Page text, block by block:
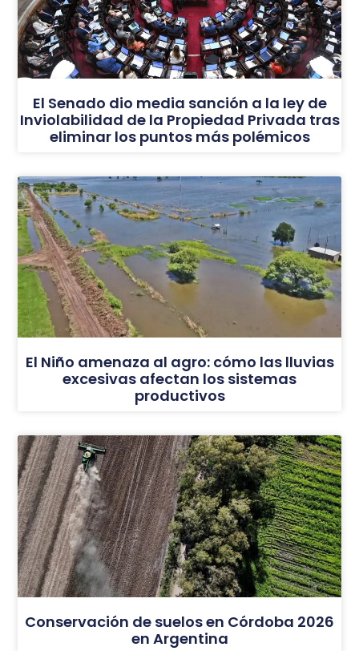
El Senado dio media sanción a la ley de
Inviolabilidad de la Propiedad Privada tras
eliminar los puntos más polémicos
El Niño amenaza al agro: cómo las lluvias
excesivas afectan los sistemas
productivos
Conservación de suelos en Córdoba 2026
en Argentina